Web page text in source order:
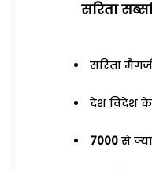
सरिता
सरिता
देश विदेश के
7000 से